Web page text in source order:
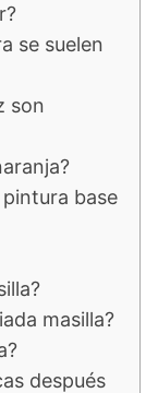
se suelen
son
base
masilla?
después